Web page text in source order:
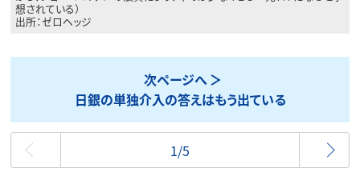
想されている）
出所：ゼロヘッジ
次ページへ
日銀の単独介入の答えはもう出ている
1/5